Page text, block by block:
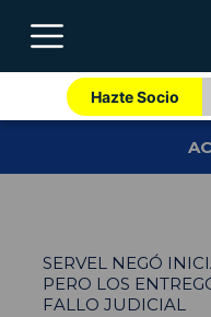
Hazte Socio
SERVEL NEGÓ
PERO LOS
FALLO JUDICIAL